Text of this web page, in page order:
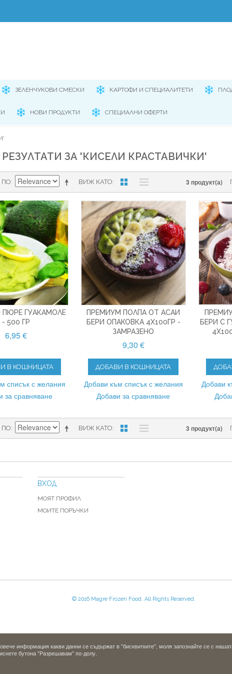
ЗЕЛЕНЧУКОВИ СМЕСКИ КАРТОФИ И СПЕЦИАЛИТЕТИ
НОВИ ПРОДУКТИ СПЕЦИАЛНИ ОФЕРТИ
ЗА 'КИСЕЛИ КРАСТАВИЧКИ'
ВИЖ КАТО
ПО 3 продукт(а)
ГУАКАМОЛЕ
- 500 ГР
6,95 €
В КОШНИЦАТА
списък с желания
за сравняване
ПРЕМИУМ ПОЛПА ОТ АСАИ
БЕРИ ОПАКОВКА 4X100ГР -
ЗАМРАЗЕНО
9,30 €
ДОБАВИ В КОШНИЦАТА
Добави към списък с желания
Добави за сравняване
БЕРИ С
Добави
ВИЖ КАТО
ПО 3 продукт(а)
ВХОД
МОЯТ ПРОФИЛ
МОИТЕ ПОРЪЧКИ
© 2016 Magre Frozen Food. All Rights Reserved.
информация какви данни се съдържат в "бисквитките", моля запознайте се с
бутона "Разрешавам" по-долу.